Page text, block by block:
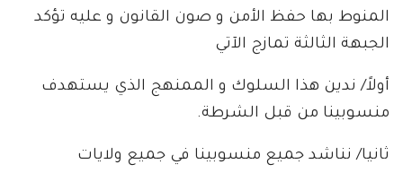
المنوط بها حفظ الأمن و صون القانون و عليه تؤكد
الجبهة الثالثة تمازج الآتي
أولاً/ ندين هذا السلوك و الممنهج الذي يستهدف
منسوبينا من قبل الشرطة.
ثانيا/ نناشد جميع منسوبينا في جميع ولايات